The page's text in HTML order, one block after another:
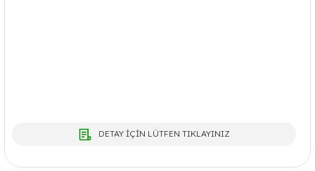
DETAY İÇİN LÜTFEN TIKLAYINIZ